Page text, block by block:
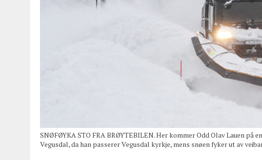
SNØFØYKA STO FRA BRØYTEBILEN. Her kommer Odd Olav Lauen på
Vegusdal, da han passerer Vegusdal kyrkje, mens snøen fyker ut av